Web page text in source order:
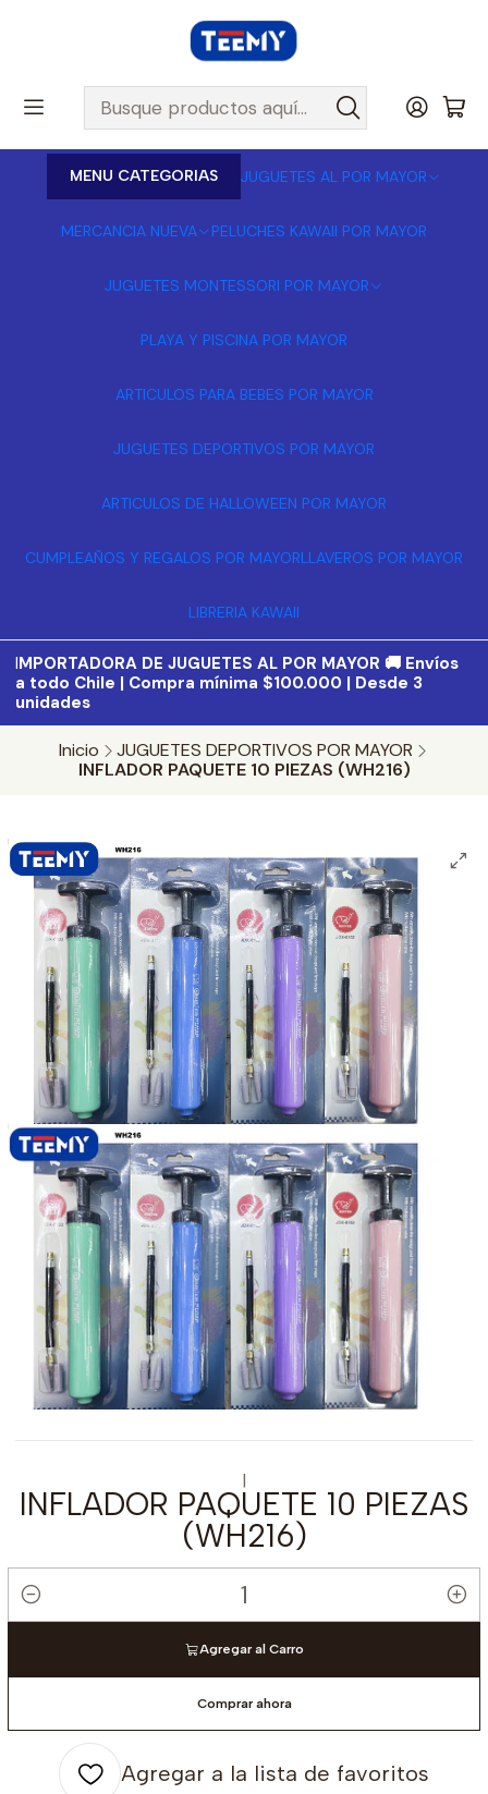
MENU CATEGORIAS JUGUETES AL POR MAYOR
MERCANCIA NUEVA PELUCHES KAWAII POR MAYOR
JUGUETES MONTESSORI POR MAYOR
PLAYA Y PISCINA POR MAYOR
ARTICULOS PARA BEBES POR MAYOR
JUGUETES DEPORTIVOS POR MAYOR
ARTICULOS DE HALLOWEEN POR MAYOR
CUMPLEAÑOS Y REGALOS POR MAYORLLAVEROS POR MAYOR
LIBRERIA KAWAII
IMPORTADORA DE JUGUETES AL POR MAYOR 🚚 Envíos
a todo Chile | Compra mínima $100.000 | Desde 3
unidades
Inicio
JUGUETES DEPORTIVOS POR MAYOR
INFLADOR PAQUETE 10 PIEZAS (WH216)
|
INFLADOR PAQUETE 10 PIEZAS
(WH216)
Cantidad
Agregar al Carro
Comprar ahora
Agregar a la lista de favoritos